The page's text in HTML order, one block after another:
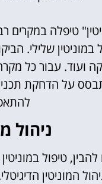
טיפלה במקרים
שלילי.
ועוד. עבור כל
על הדחקת
ניהול
טיפול במוניטין
המוניטין